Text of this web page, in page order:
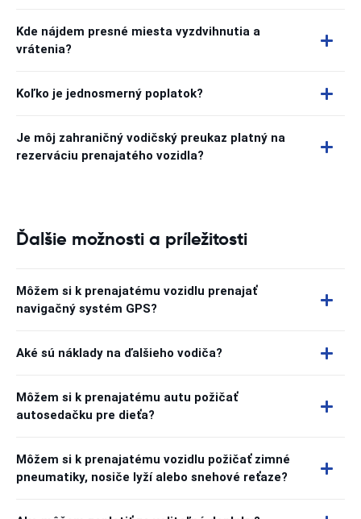
Kde nájdem presné miesta vyzdvihnutia a
vrátenia?
Koľko je jednosmerný poplatok?
Je môj zahraničný vodičský preukaz platný na
rezerváciu prenajatého vozidla?
Ďalšie možnosti a príležitosti
Môžem si k prenajatému vozidlu prenajať
navigačný systém GPS?
Aké sú náklady na ďalšieho vodiča?
Môžem si k prenajatému autu požičať
autosedačku pre dieťa?
Môžem si k prenajatému vozidlu požičať zimné
pneumatiky, nosiče lyží alebo snehové reťaze?